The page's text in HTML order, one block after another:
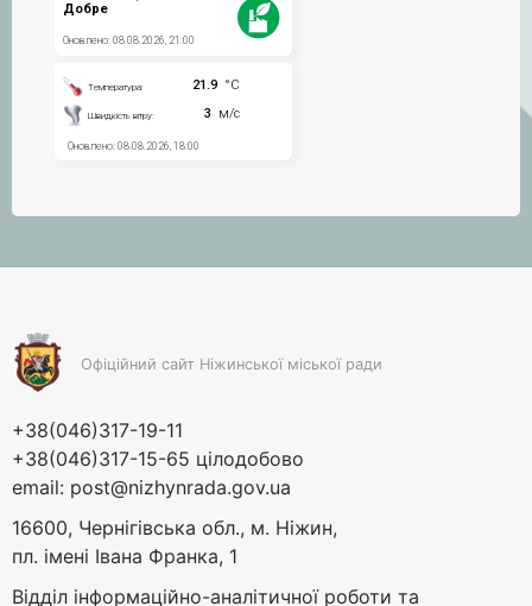
Офіційний сайт Ніжинської міської ради
+38(046)317-19-11
+38(046)317-15-65 цілодобово
email: post@nizhynrada.gov.ua
16600, Чернігівська обл., м. Ніжин,
пл. імені Івана Франка, 1
Відділ інформаційно-аналітичної роботи та